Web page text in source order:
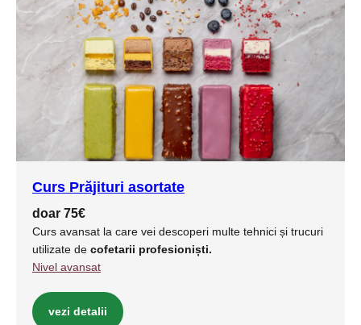
Curs Prăjituri asortate
doar 75€
Curs avansat la care vei descoperi multe tehnici și trucuri
utilizate de cofetarii profesioniști.
Nivel avansat
vezi detalii